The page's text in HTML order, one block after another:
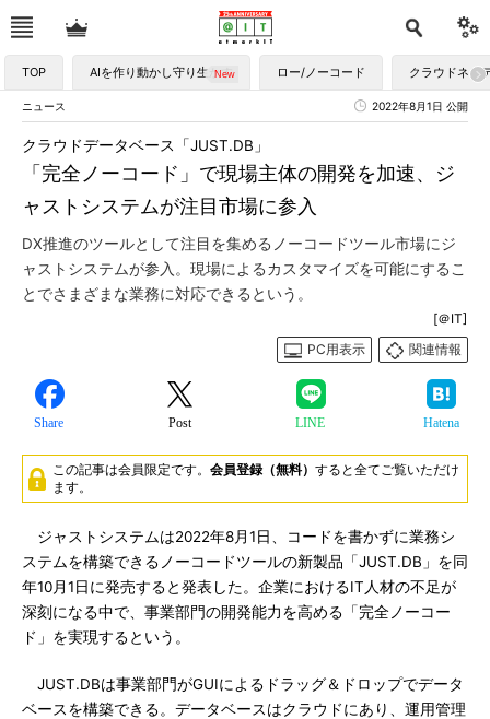
TOP AIを作り動かし守り生かす ロー/ノーコード クラウドネイ
ニュース 2022年8月1日 公開
「完全ノーコード」で現場主体の開発を加速、ジ
ャストシステムが注目市場に参入
クラウドデータベース「JUST.DB」
DX推進のツールとして注目を集めるノーコードツール市場にジ
ャストシステムが参入。現場によるカスタマイズを可能にするこ
とでさまざまな業務に対応できるという。
[＠IT]
PC用表示
関連情報
Share Post LINE Hatena
この記事は会員限定です。 会員登録（無料） すると全てご覧いただけ
ます。
ジャストシステムは2022年8月1日、コードを書かずに業務シ
ステムを構築できるノーコードツールの新製品「JUST.DB」を同
年10月1日に発売すると発表した。企業におけるIT人材の不足が
深刻になる中で、事業部門の開発能力を高める「完全ノーコー
ド」を実現するという。
JUST.DBは事業部門がGUIによるドラッグ＆ドロップでデータ
ベースを構築できる。データベースはクラウドにあり、運用管理